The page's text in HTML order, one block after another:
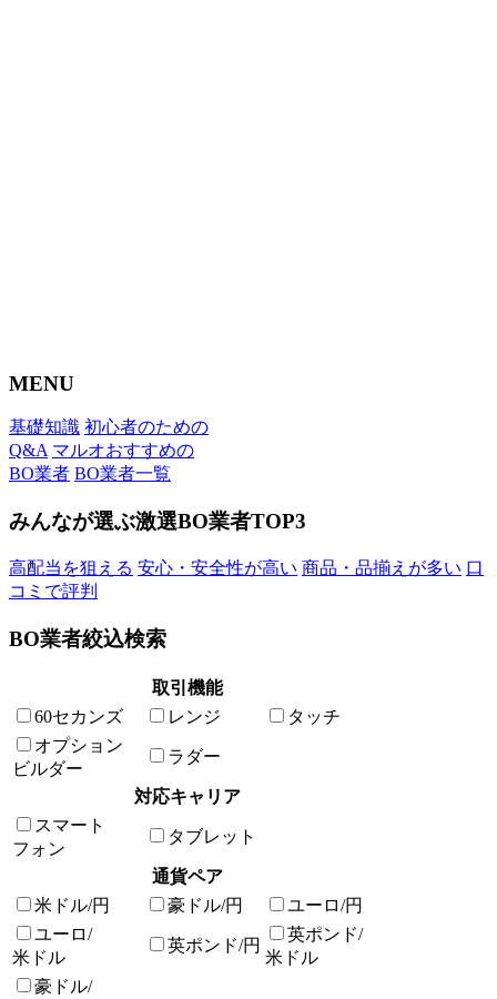
MENU
基礎知識 初心者のための
Q&A マルオおすすめの
BO業者 BO業者一覧
みんなが選ぶ激選BO業者TOP3
高配当を狙える 安心・安全性が高い 商品・品揃えが多い 口
コミで評判
BO業者絞込検索
取引機能
60セカンズ
レンジ
タッチ
オプション
ビルダー
ラダー
対応キャリア
スマート
フォン
タブレット
通貨ペア
米ドル/円
豪ドル/円
ユーロ/円
ユーロ/
米ドル
英ポンド/円
英ポンド/
米ドル
豪ドル/